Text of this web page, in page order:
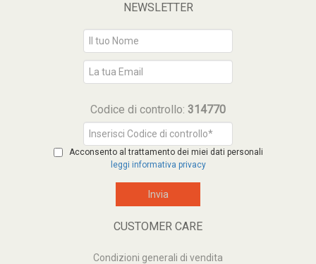
NEWSLETTER
Codice di controllo: 314770
Acconsento al trattamento dei miei dati personali
leggi informativa privacy
CUSTOMER CARE
Condizioni generali di vendita